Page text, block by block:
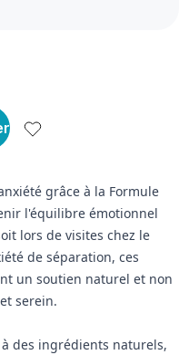
grâce à la Formule
l'équilibre émotionnel
lors de visites chez le
de séparation, ces
un soutien naturel et non
serein.
des ingrédients naturels,